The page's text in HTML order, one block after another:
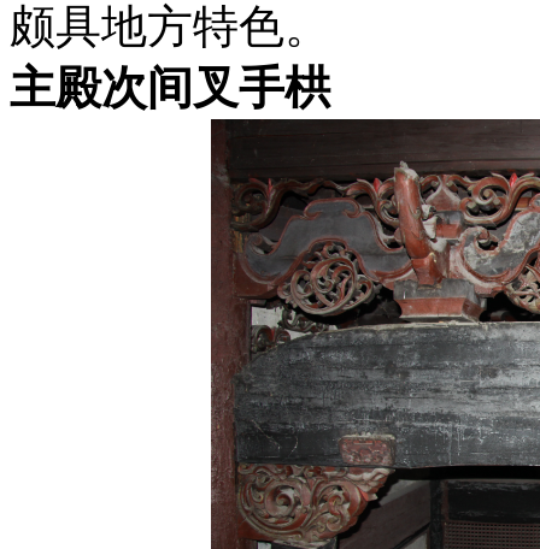
颇具地方特色。
主殿次间叉手栱